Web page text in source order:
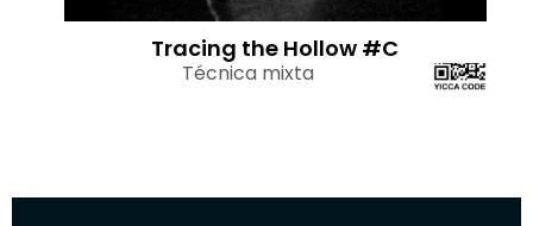
Tracing the Hollow #C
Técnica mixta